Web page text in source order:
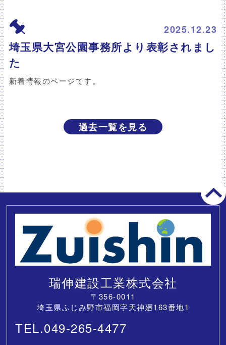
2025.12.23
埼玉県大宮公園事務所より表彰されまし
た
新着情報のページです。
過去一覧を見る
瑞伸建設工業株式会社
〒356-0011
埼玉県ふじみ野市福岡字天神廻163番地1
TEL.049-265-4477